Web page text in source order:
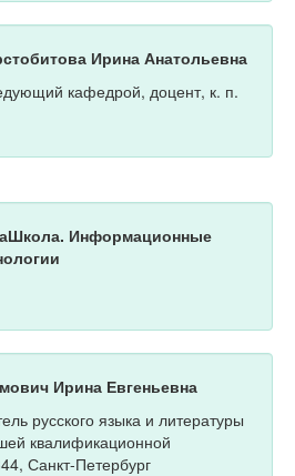
Ирина Анатольевна
кафедрой, доцент, к. п.
Информационные
Ирина Евгеньевна
русского языка и литературы
квалификационной
Санкт-Петербург